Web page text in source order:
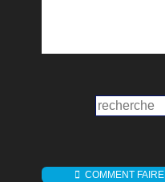
COMMENT